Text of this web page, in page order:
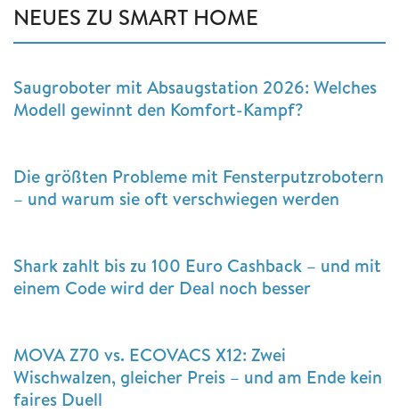
NEUES ZU SMART HOME
Saugroboter mit Absaugstation 2026: Welches
Modell gewinnt den Komfort-Kampf?
Die größten Probleme mit Fensterputzrobotern
– und warum sie oft verschwiegen werden
Shark zahlt bis zu 100 Euro Cashback – und mit
einem Code wird der Deal noch besser
MOVA Z70 vs. ECOVACS X12: Zwei
Wischwalzen, gleicher Preis – und am Ende kein
faires Duell